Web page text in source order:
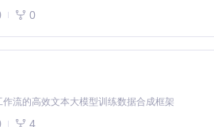
0
流的高效文本大模型训练数据合成框架
4